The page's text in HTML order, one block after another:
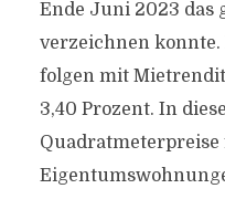
Ende Juni 2023 das
verzeichnen
folgen mit
3,40 Prozent. In